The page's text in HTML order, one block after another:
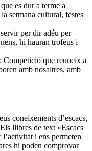
es dur a terme a
setmana cultural, festes
per dir adéu per
hi hauran trofeus i
Competició que reuneix a
amb nosaltres, amb
coneixements d’escacs,
llibres de text «Escacs
i ens permeten
hi poden comprovar